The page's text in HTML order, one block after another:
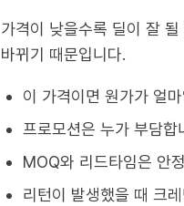
가격이 낮을수록 딜이 잘
바뀌기 때문입니다.
이 가격이면 원가가 얼
프로모션은 누가 부담합
MOQ와 리드타임은 안
리턴이 발생했을 때 크